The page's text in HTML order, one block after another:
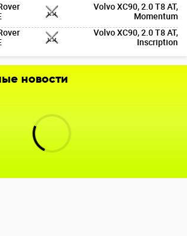
Volvo XC90, 2.0 T8 AT,
Momentum
Volvo XC90, 2.0 T8 AT,
Inscription
новости